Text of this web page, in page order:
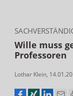
Wille muss
Professoren
Lothar Klein,